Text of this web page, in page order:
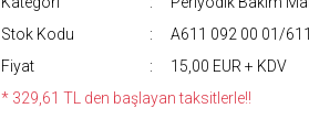
Stok Kodu
A611 092 00 01/
Fiyat
15,00 EUR + KDV
* 329,61 TL den başlayan taksitlerle!!